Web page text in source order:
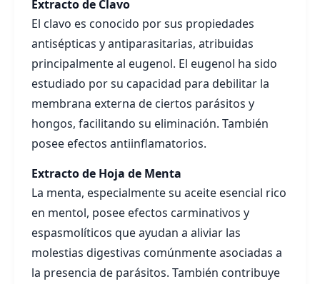
Extracto de Clavo
El clavo es conocido por sus propiedades
antisépticas y antiparasitarias, atribuidas
principalmente al eugenol. El eugenol ha sido
estudiado por su capacidad para debilitar la
membrana externa de ciertos parásitos y
hongos, facilitando su eliminación. También
posee efectos antiinflamatorios.
Extracto de Hoja de Menta
La menta, especialmente su aceite esencial rico
en mentol, posee efectos carminativos y
espasmolíticos que ayudan a aliviar las
molestias digestivas comúnmente asociadas a
la presencia de parásitos. También contribuye